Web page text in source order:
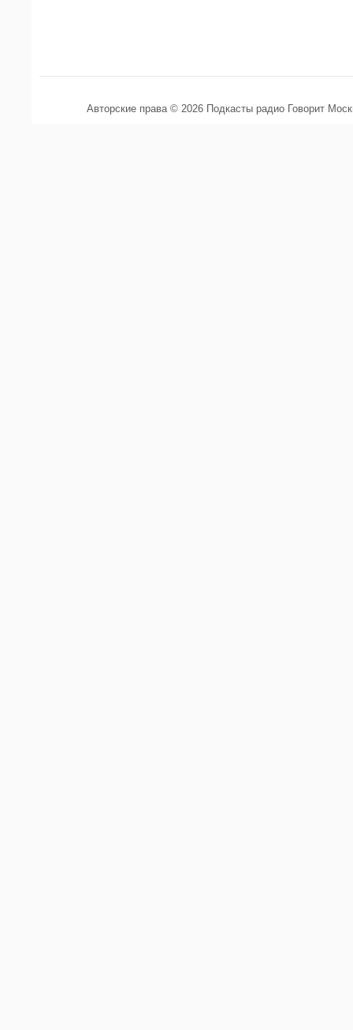
Авторские права © 2026 Подкасты радио Говорит